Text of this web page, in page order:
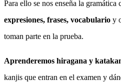
Para ello se nos enseña la gramática
expresiones, frases, vocabulario y
toman parte en la prueba.
Aprenderemos hiragana y
kanjis que entran en el examen y